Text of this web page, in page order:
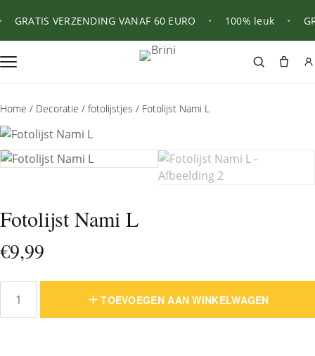
GRATIS VERZENDING VANAF 60 EURO 100% leuk
Home / Decoratie / fotolijstjes / Fotolijst Nami L
Fotolijst Nami L
€9,99
Fotolijst
TOEVOEGEN AAN WINKELWAGEN